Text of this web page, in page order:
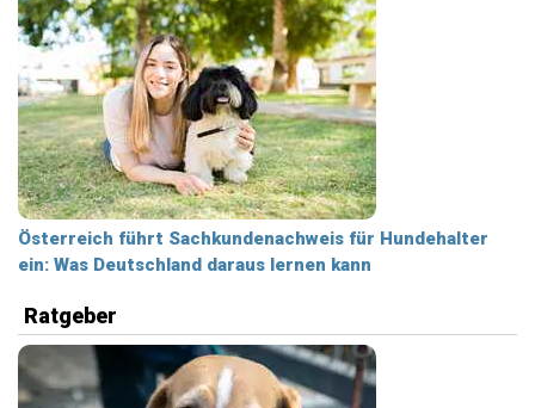
Österreich führt Sachkundenachweis für Hundehalter
ein: Was Deutschland daraus lernen kann
Ratgeber